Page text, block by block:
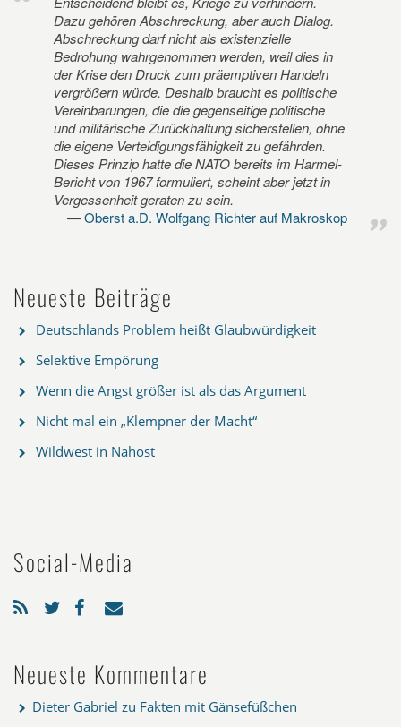
Dazu gehören Abschreckung, aber auch Dialog.
Abschreckung darf nicht als existenzielle
Bedrohung wahrgenommen werden, weil dies in
der Krise den Druck zum präemptiven Handeln
vergrößern würde. Deshalb braucht es politische
Vereinbarungen, die die gegenseitige politische
und militärische Zurückhaltung sicherstellen, ohne
die eigene Verteidigungsfähigkeit zu gefährden.
Dieses Prinzip hatte die NATO bereits im Harmel-
Bericht von 1967 formuliert, scheint aber jetzt in
Vergessenheit geraten zu sein.
Oberst a.D. Wolfgang Richter auf Makroskop
Neueste Beiträge
Deutschlands Problem heißt Glaubwürdigkeit
Selektive Empörung
Wenn die Angst größer ist als das Argument
Nicht mal ein „Klempner der Macht“
Wildwest in Nahost
Social-Media
Neueste Kommentare
Dieter Gabriel zu Fakten mit Gänsefüßchen